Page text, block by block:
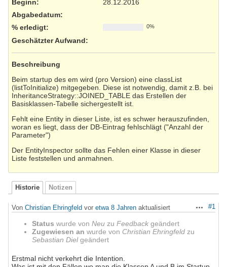
Beginn:
28.12.2016
Abgabedatum:
% erledigt:
0%
Geschätzter Aufwand:
Beschreibung
Beim startup des em wird (pro Version) eine classList
(listToInitialize) mitgegeben. Diese ist notwendig, damit z.B. bei
InheritanceStrategy::JOINED_TABLE das Erstellen der
Basisklassen-Tabelle sichergestellt ist.
Fehlt eine Entity in dieser Liste, ist es schwer herauszufinden,
woran es liegt, dass der DB-Eintrag fehlschlägt ("Anzahl der
Parameter")
Der EntityInspector sollte das Fehlen einer Klasse in dieser
Liste feststellen und anmahnen.
Historie Notizen
Aktionen
#1
Von Christian Ehringfeld vor etwa 8 Jahren aktualisiert
Status wurde von Neu zu Feedback geändert
Zugewiesen an wurde von Christian Ehringfeld zu
Sebastian Dielgeändert
Erstmal nicht verkehrt die Intention.